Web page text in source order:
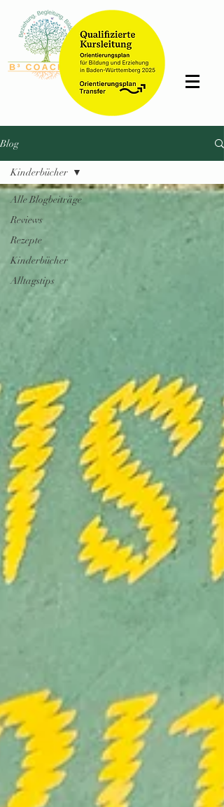
Bettina
Schmidt
Blog
Alle Blogbeiträge
Reviews
Rezepte
Kinderbücher
Alltagstips
Kinderbücher